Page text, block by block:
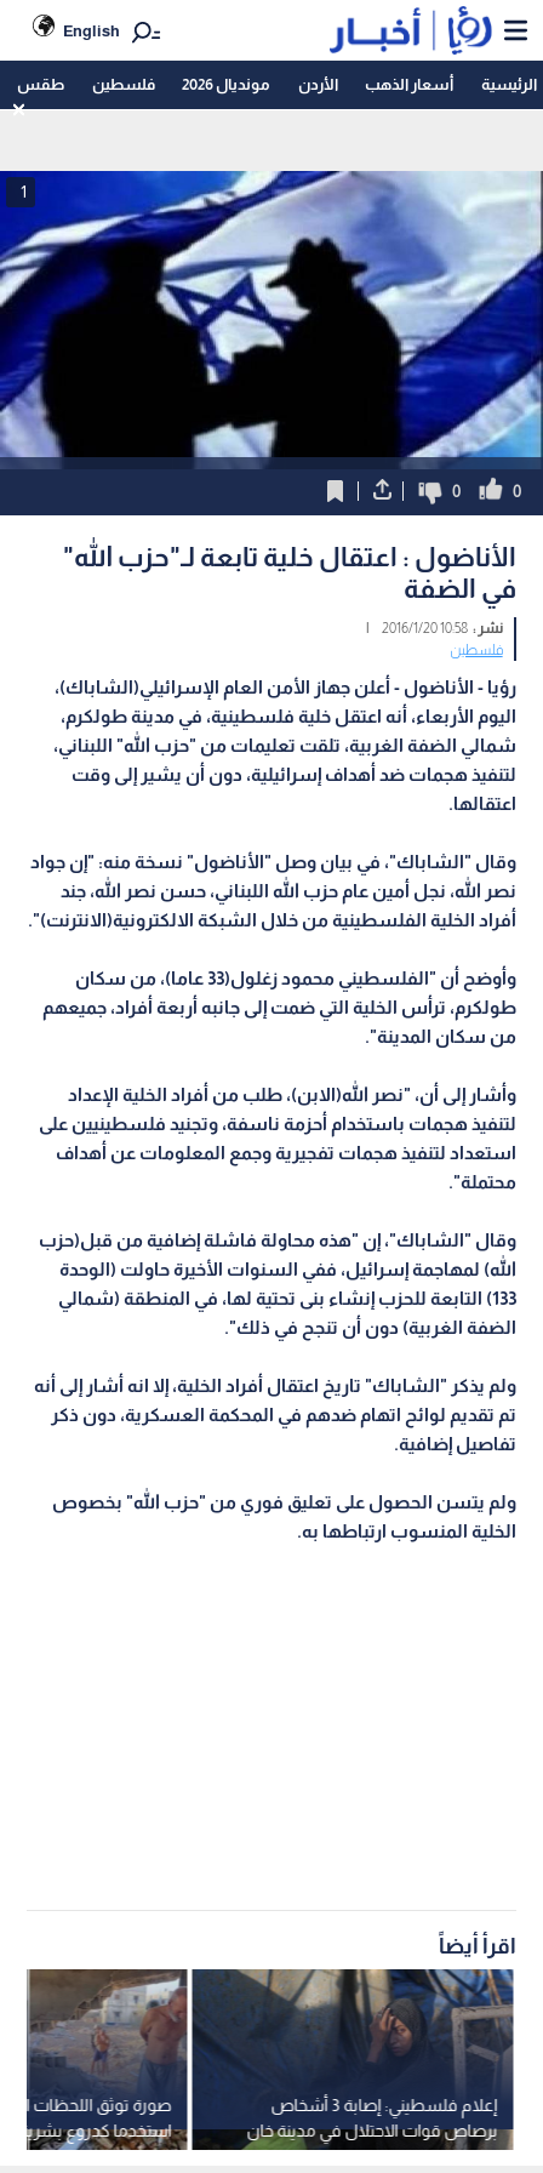
English
الرئيسية أسعار الذهب الأردن مونديال 2026 فلسطين طقس
1
0
0
الأناضول : اعتقال خلية تابعة لـ"حزب الله"
في الضفة
نشر :10:58 2016/1/20
|
فلسطين
رؤيا - الأناضول - أعلن جهاز الأمن العام الإسرائيلي(الشاباك)،
اليوم الأربعاء، أنه اعتقل خلية فلسطينية، في مدينة طولكرم،
شمالي الضفة الغربية، تلقت تعليمات من "حزب الله" اللبناني،
لتنفيذ هجمات ضد أهداف إسرائيلية، دون أن يشير إلى وقت
اعتقالها.
وقال "الشاباك"، في بيان وصل "الأناضول" نسخة منه: "إن جواد
نصر الله، نجل أمين عام حزب الله اللبناني، حسن نصر الله، جند
أفراد الخلية الفلسطينية من خلال الشبكة الالكترونية(الانترنت)".
وأوضح أن "الفلسطيني محمود زغلول(33 عاما)، من سكان
طولكرم، ترأس الخلية التي ضمت إلى جانبه أربعة أفراد، جميعهم
من سكان المدينة".
وأشار إلى أن، "نصر الله(الابن)، طلب من أفراد الخلية الإعداد
لتنفيذ هجمات باستخدام أحزمة ناسفة، وتجنيد فلسطينيين على
استعداد لتنفيذ هجمات تفجيرية وجمع المعلومات عن أهداف
محتملة".
وقال "الشاباك"، إن "هذه محاولة فاشلة إضافية من قبل(حزب
الله) لمهاجمة إسرائيل، ففي السنوات الأخيرة حاولت (الوحدة
133) التابعة للحزب إنشاء بنى تحتية لها، في المنطقة (شمالي
الضفة الغربية) دون أن تنجح في ذلك".
ولم يذكر "الشاباك" تاريخ اعتقال أفراد الخلية، إلا انه أشار إلى أنه
تم تقديم لوائح اتهام ضدهم في المحكمة العسكرية، دون ذكر
تفاصيل إضافية.
ولم يتسن الحصول على تعليق فوري من "حزب الله" بخصوص
الخلية المنسوب ارتباطها به.
اقرأ أيضاً
صورة توثق اللحظات
استخدما كدروع بشرية
بغزة
إعلام فلسطيني: إصابة 3 أشخاص
برصاص قوات الاحتلال في مدينة خان
يونس جنوب قطاع غزة